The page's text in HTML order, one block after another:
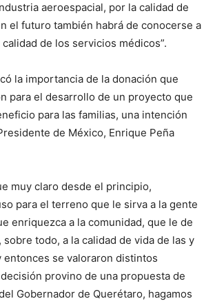
aeroespacial, por la calidad de
el futuro también habrá de conocerse a
de los servicios médicos”.
la importancia de la donación que
para el desarrollo de un proyecto que
para las familias, una intención
de México, Enrique Peña
muy claro desde el principio,
para el terreno que le sirva a la gente
enriquezca a la comunidad, que le de
sobre todo, a la calidad de vida de las y
entonces se valoraron distintos
provino de una propuesta de
Gobernador de Querétaro, hagamos